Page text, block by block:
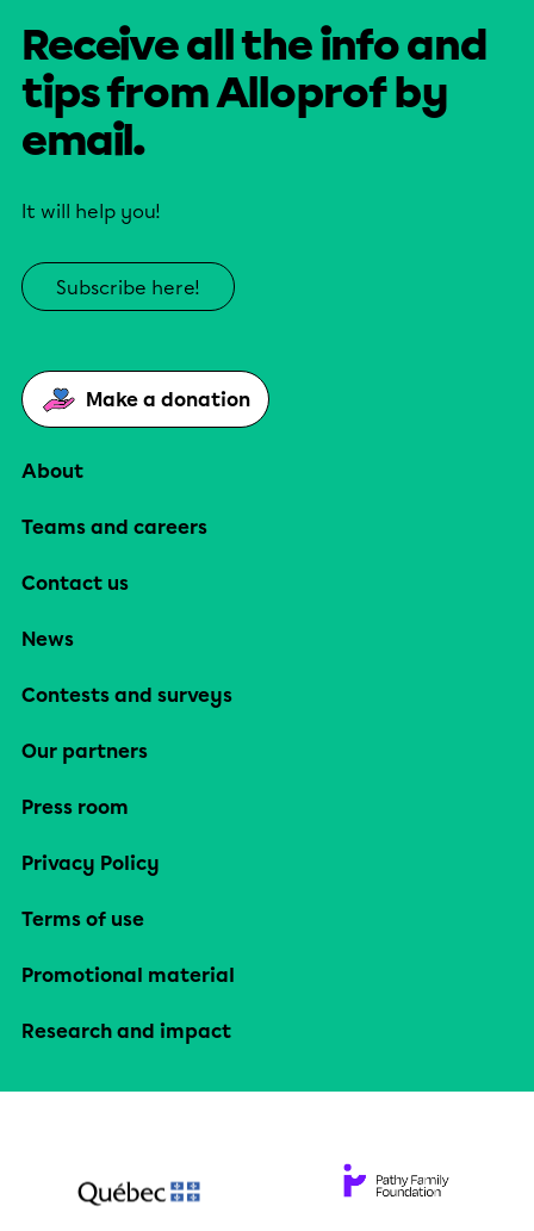
Receive all the info and
tips from Alloprof by
email.
It will help you!
Subscribe here!
Make a donation
About
Teams and careers
Contact us
News
Contests and surveys
Our partners
Press room
Privacy Policy
Terms of use
Promotional material
Research and impact